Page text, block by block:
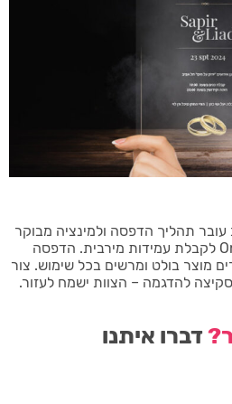
תהליך הדפסה ולמינציה מבוקר
אוטומטית במערכת One Print לקבלת עמידות מירבית. הדפסה
מוצר בולט ומרשים בכל שימוש. צור
להדגמה – הצוות ישמח לעזור.
דברו איתנו